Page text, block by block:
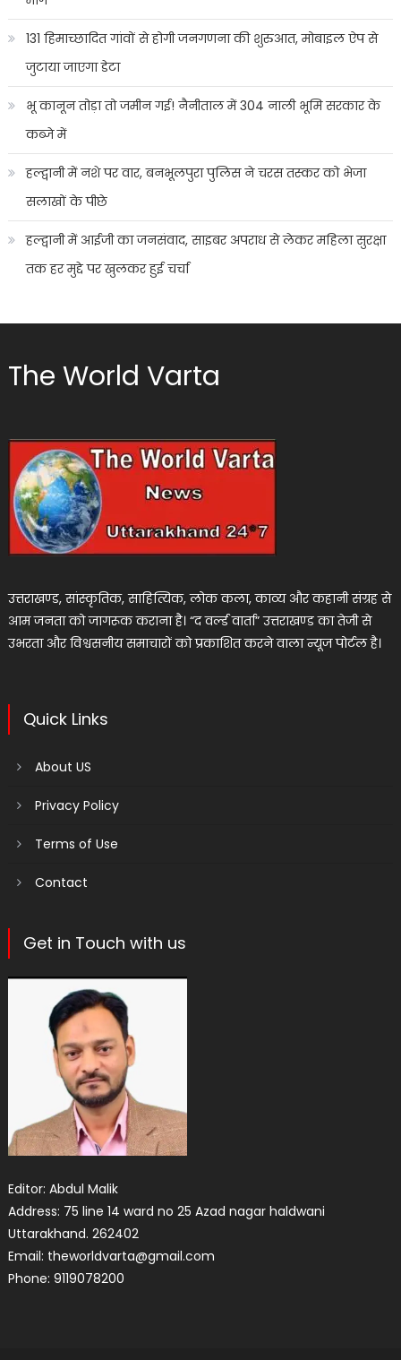
131 हिमाच्छादित गांवों से होगी जनगणना की शुरुआत, मोबाइल ऐप से
जुटाया जाएगा डेटा
भू कानून तोड़ा तो जमीन गई! नैनीताल में 304 नाली भूमि सरकार के
कब्जे में
हल्द्वानी में नशे पर वार, बनभूलपुरा पुलिस ने चरस तस्कर को भेजा
सलाखों के पीछे
हल्द्वानी में आईजी का जनसंवाद, साइबर अपराध से लेकर महिला सुरक्षा
तक हर मुद्दे पर खुलकर हुई चर्चा
The World Varta
उत्तराखण्ड, सांस्कृतिक, साहित्यिक, लोक कला, काव्य और कहानी संग्रह से
आम जनता को जागरूक कराना है। “द वर्ल्ड वार्ता” उत्तराखण्ड का तेजी से
उभरता और विश्वसनीय समाचारों को प्रकाशित करने वाला न्यूज पोर्टल है।
Quick Links
About US
Privacy Policy
Terms of Use
Contact
Get in Touch with us
Editor: Abdul Malik
Address: 75 line 14 ward no 25 Azad nagar haldwani
Uttarakhand. 262402
Email: theworldvarta@gmail.com
Phone: 9119078200